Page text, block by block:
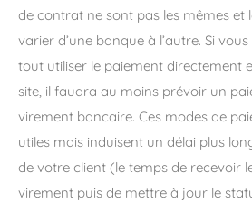
de contrat ne sont pas les mêmes et
varier d’une banque à l’autre. Si
tout utiliser le paiement directement
site, il faudra au moins prévoir un
virement bancaire. Ces modes de
utiles mais induisent un délai plus
de votre client (le temps de recevoir
virement puis de mettre à jour le